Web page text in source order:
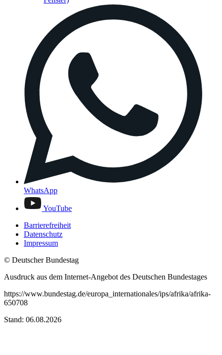
WhatsApp
YouTube
Barrierefreiheit
Datenschutz
Impressum
© Deutscher Bundestag
Ausdruck aus dem Internet-Angebot des Deutschen Bundestages
https://www.bundestag.de/europa_internationales/ips/afrika/afrika-
650708
Stand: 06.08.2026